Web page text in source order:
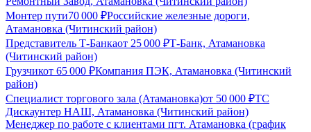
Монтер пути70 000 ₽Российские железные дороги,
Атамановка (Читинский район)
Представитель Т-Банкаот 25 000 ₽Т-Банк, Атамановка
(Читинский район)
Грузчикот 65 000 ₽Компания ПЭК, Атамановка (Читинский
район)
Специалист торгового зала (Атамановка)от 50 000 ₽ТС
Дискаунтер НАШ, Атамановка (Читинский район)
Менеджер по работе с клиентами пгт. Атамановка (график